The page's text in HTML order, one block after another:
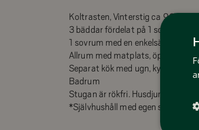
Koltrasten, Vinterstig ca 90 m till
3 bäddar fördelat på 1 sovrum
1 sovrum med en enkelsäng
Allrum med matplats, öppenspis
Separat kök med ugn, kyl och ett
Badrum
Stugan är rökfri. Husdjur är tillåtna
*Självhushåll med egen